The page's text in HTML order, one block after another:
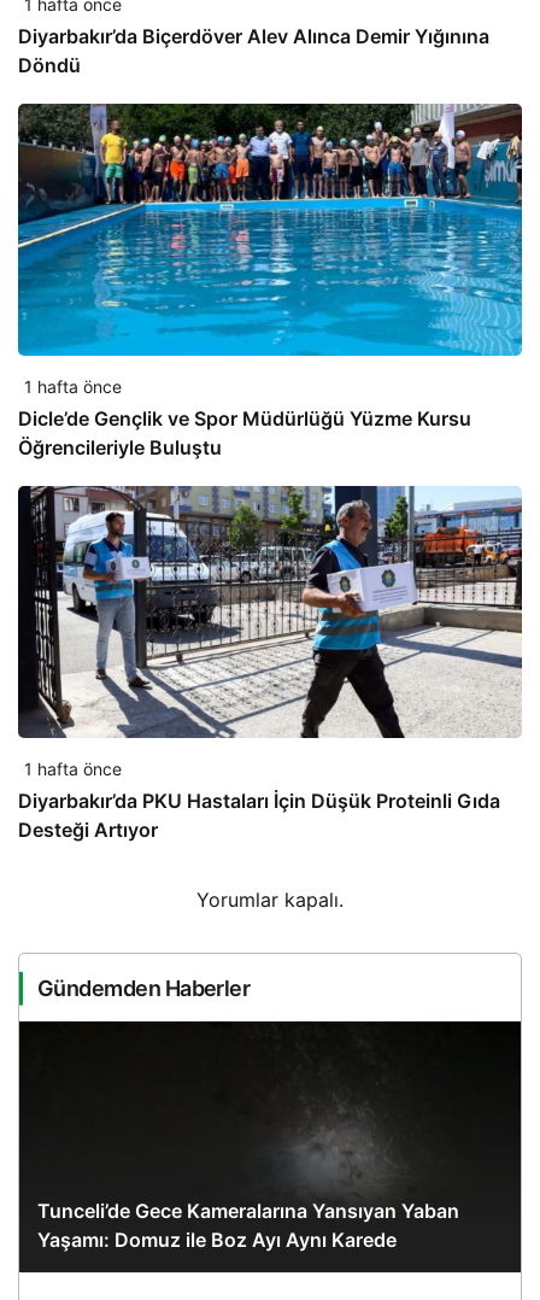
1 hafta önce
Diyarbakır’da Biçerdöver Alev Alınca Demir Yığınına
Döndü
1 hafta önce
Dicle’de Gençlik ve Spor Müdürlüğü Yüzme Kursu
Öğrencileriyle Buluştu
1 hafta önce
Diyarbakır’da PKU Hastaları İçin Düşük Proteinli Gıda
Desteği Artıyor
Yorumlar kapalı.
Gündemden Haberler
Tunceli’de Gece Kameralarına Yansıyan Yaban
Yaşamı: Domuz ile Boz Ayı Aynı Karede